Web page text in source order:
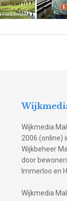
Wijkmedia
2006 (online)
Wijkbeheer
door
Immerloo en
Wijkmedia